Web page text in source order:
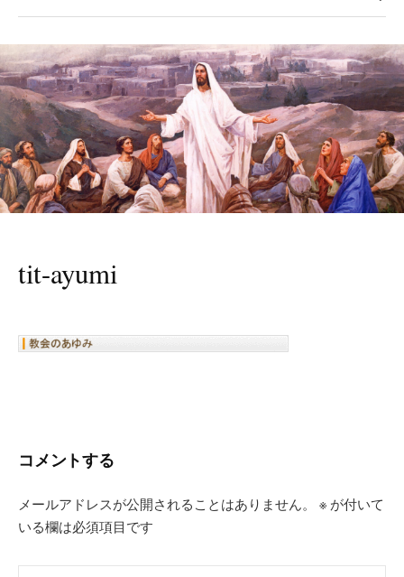
tit-ayumi
コメントする
メールアドレスが公開されることはありません。 ※ が付いて
いる欄は必須項目です